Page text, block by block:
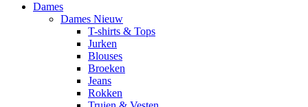
Dames
Dames Nieuw
T-shirts & Tops
Jurken
Blouses
Broeken
Jeans
Rokken